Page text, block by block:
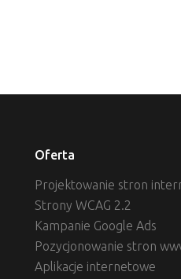
Oferta
Projektowanie stron
Strony WCAG 2.2
Kampanie Google Ads
Pozycjonowanie stron
Aplikacje internetowe